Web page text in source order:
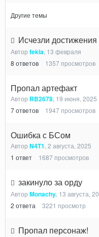
Другие темы
Исчезли достижения
Автор fekla, 13 февраля
8 ответов 1357 просмотров
Пропал артефакт
Автор RB2678, 19 июня, 2025
7ответов 1947 просмотров
Ошибка с БСом
Автор N4T1, 2 августа, 2025
1 ответ 1687 просмотров
закинуло за орду
Автор Monachy, 13 августа,
2 ответа 3221 просмотр
Пропал персонаж!